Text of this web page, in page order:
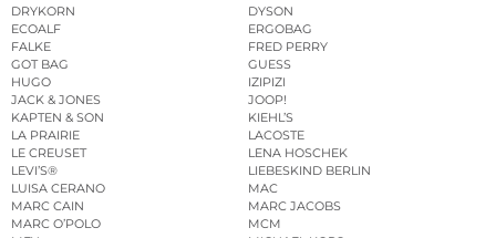
DRYKORN
DYSON
ECOALF
ERGOBAG
FALKE
FRED PERRY
GOT BAG
GUESS
HUGO
IZIPIZI
JACK & JONES
JOOP!
KAPTEN & SON
KIEHL’S
LA PRAIRIE
LACOSTE
LE CREUSET
LENA HOSCHEK
LEVI’S®
LIEBESKIND BERLIN
LUISA CERANO
MAC
MARC CAIN
MARC JACOBS
MARC O’POLO
MCM